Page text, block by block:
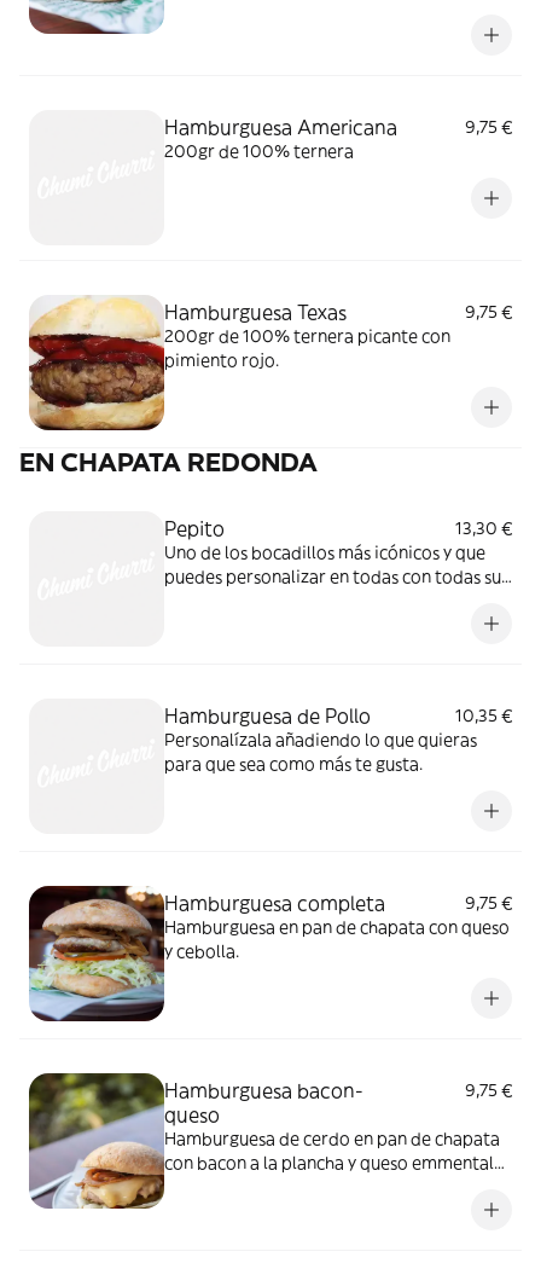
Hamburguesa Americana
9,75 €
200gr de 100% ternera
Hamburguesa Texas
9,75 €
200gr de 100% ternera picante con
pimiento rojo.
EN CHAPATA REDONDA
Pepito
13,30 €
Uno de los bocadillos más icónicos y que
puedes personalizar en todas con todas sus
Hamburguesa de Pollo
10,35 €
Personalízala añadiendo lo que quieras
para que sea como más te gusta.
Hamburguesa completa
9,75 €
Hamburguesa en pan de chapata con queso
y cebolla.
Hamburguesa bacon-
queso
9,75 €
Hamburguesa de cerdo en pan de chapata
con bacon a la plancha y queso emmental